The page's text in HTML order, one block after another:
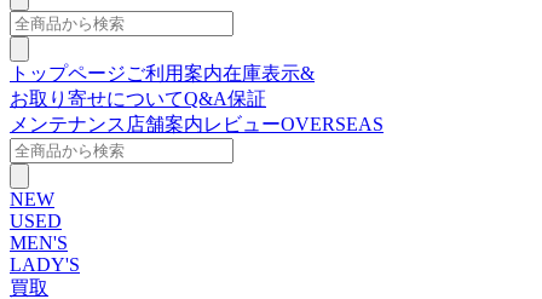
トップページご利用案内在庫表示&
お取り寄せについてQ&A保証
メンテナンス 店舗案内レビューOVERSEAS
NEW
USED
MEN'S
LADY'S
買取